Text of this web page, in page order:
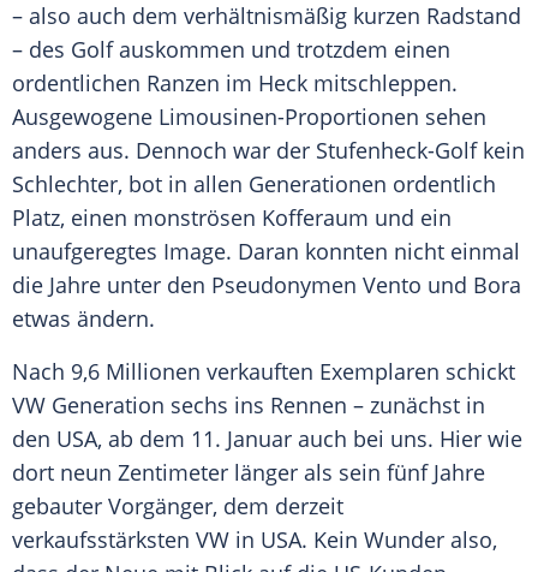
– also auch dem verhältnismäßig kurzen Radstand
– des Golf auskommen und trotzdem einen
ordentlichen Ranzen im Heck mitschleppen.
Ausgewogene Limousinen-Proportionen sehen
anders aus. Dennoch war der Stufenheck-Golf kein
Schlechter, bot in allen Generationen ordentlich
Platz, einen monströsen Kofferaum und ein
unaufgeregtes Image. Daran konnten nicht einmal
die Jahre unter den Pseudonymen Vento und Bora
etwas ändern.
Nach 9,6 Millionen verkauften Exemplaren schickt
VW Generation sechs ins Rennen – zunächst in
den USA, ab dem 11. Januar auch bei uns. Hier wie
dort neun Zentimeter länger als sein fünf Jahre
gebauter Vorgänger, dem derzeit
verkaufsstärksten VW in USA. Kein Wunder also,